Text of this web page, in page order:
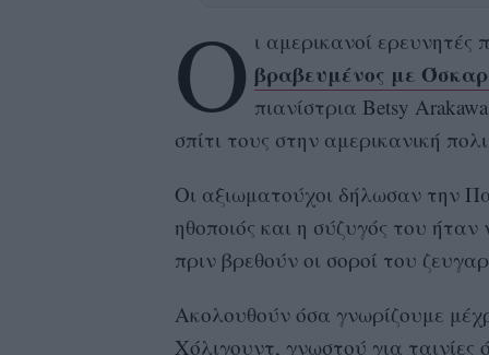
Ο ι αμερικανοί
βραβευμένος με Όσκαρ
πιανίστρια Betsy
σπίτι τους στην αμερικανική
Οι αξιωματούχοι δήλωσαν την
ηθοποιός και η σύζυγός του
πριν βρεθούν οι σοροί του
Ακολουθούν όσα γνωρίζουμε
Χόλιγουντ, γνωστού για ταινίες